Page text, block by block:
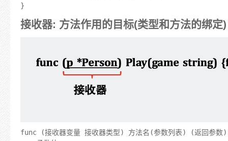
接收器: 方法作用的目标(类型和方法的绑定)
func (接收器变量 接收器类型) 方法名(参数列表) (返回参